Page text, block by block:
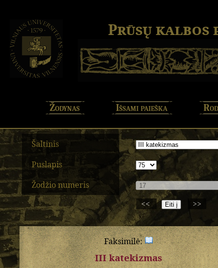
Prūsų kalbos
Žodynas Išsami paieška
Šaltinis
Puslapis
Žodžio numeris
<<
>>
Faksimilė:
III katekizmas